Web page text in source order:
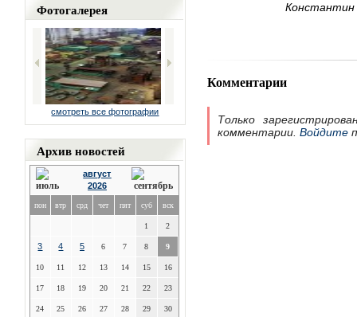
Фотогалерея
смотреть все фотографии
Архив новостей
август
2026
пон втр срд чет пят суб вск
1 2
3 4 5 6 7 8 9
10 11 12 13 14 15 16
17 18 19 20 21 22 23
24 25 26 27 28 29 30
Константин
Комментарии
Только
комментарии. Войдите